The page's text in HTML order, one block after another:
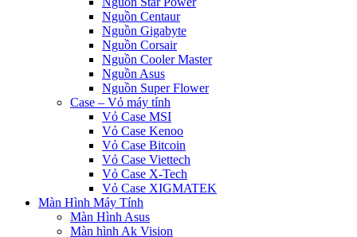
Nguồn Centaur
Nguồn Gigabyte
Nguồn Corsair
Nguồn Cooler Master
Nguồn Asus
Nguồn Super Flower
Case – Vỏ máy tính
Vỏ Case MSI
Vỏ Case Kenoo
Vỏ Case Bitcoin
Vỏ Case Viettech
Vỏ Case X-Tech
Vỏ Case XIGMATEK
Màn Hình Máy Tính
Màn Hình Asus
Màn hình Ak Vision